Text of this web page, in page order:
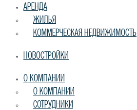
АРЕНДА
ЖИЛЬЯ
КОММЕРЧЕСКАЯ НЕДВИЖИМОСТЬ
НОВОСТРОЙКИ
О КОМПАНИИ
О КОМПАНИИ
СОТРУДНИКИ